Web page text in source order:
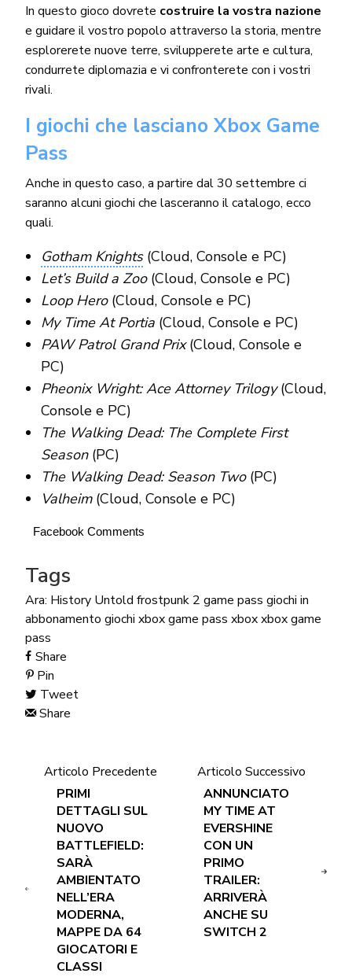
In questo gioco dovrete costruire la vostra nazione
e guidare il vostro popolo attraverso la storia, mentre
esplorerete nuove terre, svilupperete arte e cultura,
condurrete diplomazia e vi confronterete con i vostri
rivali.
I giochi che lasciano Xbox Game
Pass
Anche in questo caso, a partire dal 30 settembre ci
saranno alcuni giochi che lasceranno il catalogo, ecco
quali.
Gotham Knights(Cloud, Console e PC)
Let’s Build a Zoo(Cloud, Console e PC)
Loop Hero(Cloud, Console e PC)
My Time At Portia(Cloud, Console e PC)
PAW Patrol Grand Prix(Cloud, Console e
PC)
Pheonix Wright: Ace Attorney Trilogy(Cloud,
Console e PC)
The Walking Dead: The Complete First
Season(PC)
The Walking Dead: Season Two(PC)
Valheim(Cloud, Console e PC)
Facebook Comments
Tags
Ara: History Untold frostpunk 2 game pass giochi in
abbonamento giochi xbox game pass xboxxbox game
pass
Share
Pin
Tweet
Share
Articolo Precedente
PRIMI
DETTAGLI SUL
NUOVO
BATTLEFIELD:
SARÀ
AMBIENTATO
NELL’ERA
MODERNA,
MAPPE DA 64
GIOCATORI E
CLASSI
Articolo Successivo
ANNUNCIATO
MY TIME AT
EVERSHINE
CON UN
PRIMO
TRAILER:
ARRIVERÀ
ANCHE SU
SWITCH 2